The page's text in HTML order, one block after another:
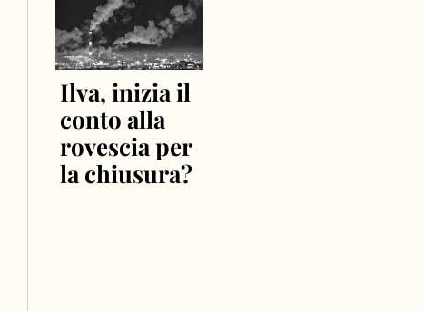
Ilva, inizia il
conto alla
rovescia per
la chiusura?